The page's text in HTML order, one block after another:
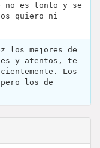
es tonto y se
quiero ni
los mejores de
y atentos, te
Los
los de